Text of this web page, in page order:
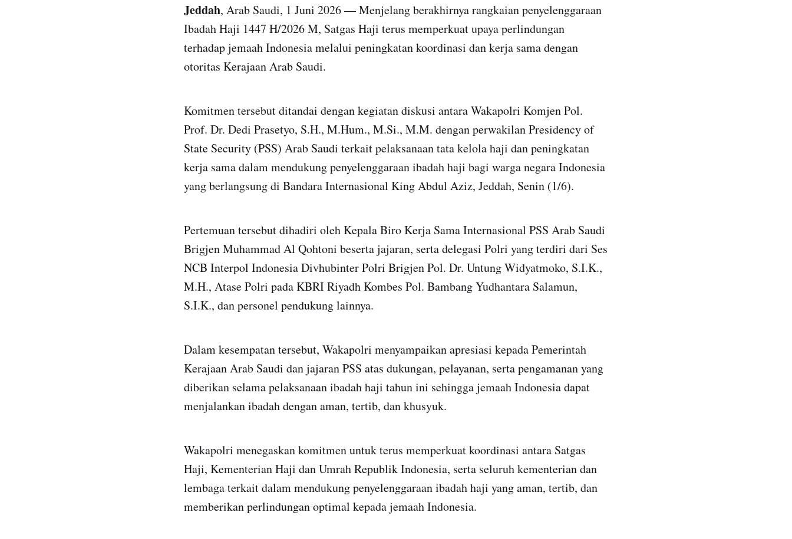
Jeddah, Arab Saudi, 1 Juni 2026 — Menjelang berakhirnya rangkaian penyelenggaraan
Ibadah Haji 1447 H/2026 M, Satgas Haji terus memperkuat upaya perlindungan
terhadap jemaah Indonesia melalui peningkatan koordinasi dan kerja sama dengan
otoritas Kerajaan Arab Saudi.
Komitmen tersebut ditandai dengan kegiatan diskusi antara Wakapolri Komjen Pol.
Prof. Dr. Dedi Prasetyo, S.H., M.Hum., M.Si., M.M. dengan perwakilan Presidency of
State Security (PSS) Arab Saudi terkait pelaksanaan tata kelola haji dan peningkatan
kerja sama dalam mendukung penyelenggaraan ibadah haji bagi warga negara Indonesia
yang berlangsung di Bandara Internasional King Abdul Aziz, Jeddah, Senin (1/6).
Pertemuan tersebut dihadiri oleh Kepala Biro Kerja Sama Internasional PSS Arab Saudi
Brigjen Muhammad Al Qohtoni beserta jajaran, serta delegasi Polri yang terdiri dari Ses
NCB Interpol Indonesia Divhubinter Polri Brigjen Pol. Dr. Untung Widyatmoko, S.I.K.,
M.H., Atase Polri pada KBRI Riyadh Kombes Pol. Bambang Yudhantara Salamun,
S.I.K., dan personel pendukung lainnya.
Dalam kesempatan tersebut, Wakapolri menyampaikan apresiasi kepada Pemerintah
Kerajaan Arab Saudi dan jajaran PSS atas dukungan, pelayanan, serta pengamanan yang
diberikan selama pelaksanaan ibadah haji tahun ini sehingga jemaah Indonesia dapat
menjalankan ibadah dengan aman, tertib, dan khusyuk.
Wakapolri menegaskan komitmen untuk terus memperkuat koordinasi antara Satgas
Haji, Kementerian Haji dan Umrah Republik Indonesia, serta seluruh kementerian dan
lembaga terkait dalam mendukung penyelenggaraan ibadah haji yang aman, tertib, dan
memberikan perlindungan optimal kepada jemaah Indonesia.